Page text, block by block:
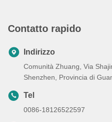
Contatto rapido
Indirizzo
Comunità Zhuang, Via
Shenzhen, Provincia di
Tel
0086-18126522597